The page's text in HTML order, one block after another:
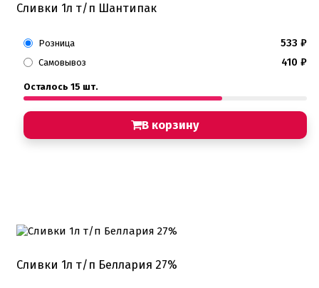
Сливки 1л т/п Шантипак
Розница 533 ₽
Самовывоз 410 ₽
Осталось 15 шт.
В корзину
Сливки 1л т/п Беллария 27%